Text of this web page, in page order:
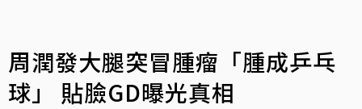
周潤發大腿突冒腫瘤「腫成乒乓
球」 貼臉GD曝光真相